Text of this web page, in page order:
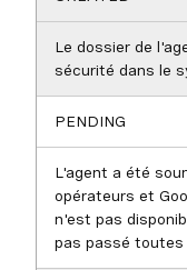
Le dossier de
sécurité dans le
PENDING
L'agent a été
opérateurs et
n'est pas
pas passé toutes